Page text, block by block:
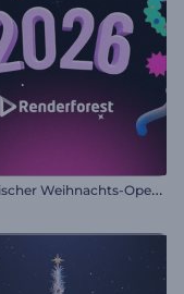
D
ynamischer Weihnachts-Opener